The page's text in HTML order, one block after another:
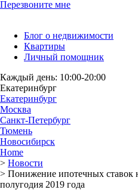
Перезвоните мне
Блог о недвижимости
Квартиры
Личный помощник
Каждый день: 10:00-20:00
Екатеринбург
Екатеринбург
Москва
Санкт-Петербург
Тюмень
Новосибирск
Home
> Новости
> Понижение ипотечных ставок
полугодия 2019 года